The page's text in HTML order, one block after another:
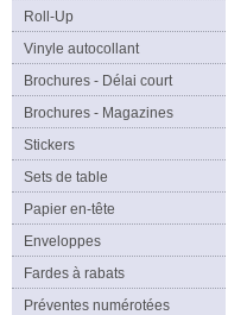
Roll-Up
Vinyle autocollant
Brochures - Délai court
Brochures - Magazines
Stickers
Sets de table
Papier en-tête
Enveloppes
Fardes à rabats
Préventes numérotées